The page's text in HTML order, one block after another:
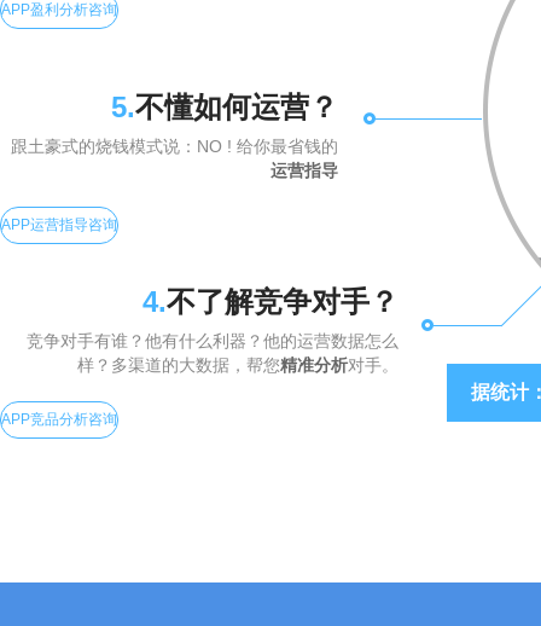
4.不了解竞争对手？
竞争对手有谁？他有什么利器？他的运营数据怎么
样？多渠道的大数据，帮您精准分析对手。
APP竞品分析咨询
5.不懂如何运营？
跟土豪式的烧钱模式说：NO ! 给你最省钱的
运营指导
APP运营指导咨询
APP盈利分析咨询
据统计